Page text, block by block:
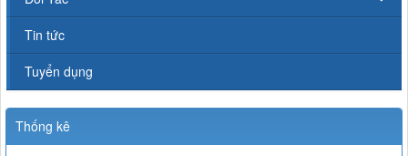
Tin tức
Tuyển dụng
Thống kê